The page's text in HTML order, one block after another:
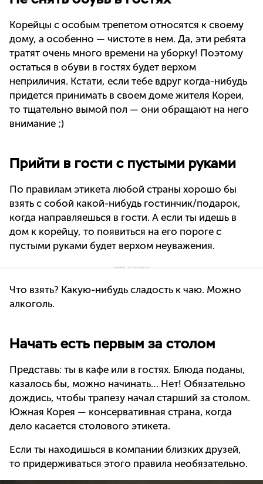
Корейцы с особым трепетом относятся к своему
дому, а особенно — чистоте в нем. Да, эти ребята
тратят очень много времени на уборку! Поэтому
остаться в обуви в гостях будет верхом
неприличия. Кстати, если тебе вдруг когда-нибудь
придется принимать в своем доме жителя Кореи,
то тщательно вымой пол — они обращают на него
внимание ;)
Прийти в гости с пустыми руками
По правилам этикета любой страны хорошо бы
взять с собой какой-нибудь гостинчик/подарок,
когда направляешься в гости. А если ты идешь в
дом к корейцу, то появиться на его пороге с
пустыми руками будет верхом неуважения.
Что взять? Какую-нибудь сладость к чаю. Можно
алкоголь.
Начать есть первым за столом
Представь: ты в кафе или в гостях. Блюда поданы,
казалось бы, можно начинать… Нет! Обязательно
дождись, чтобы трапезу начал старший за столом.
Южная Корея — консервативная страна, когда
дело касается столового этикета.
Если ты находишься в компании близких друзей,
то придерживаться этого правила необязательно.